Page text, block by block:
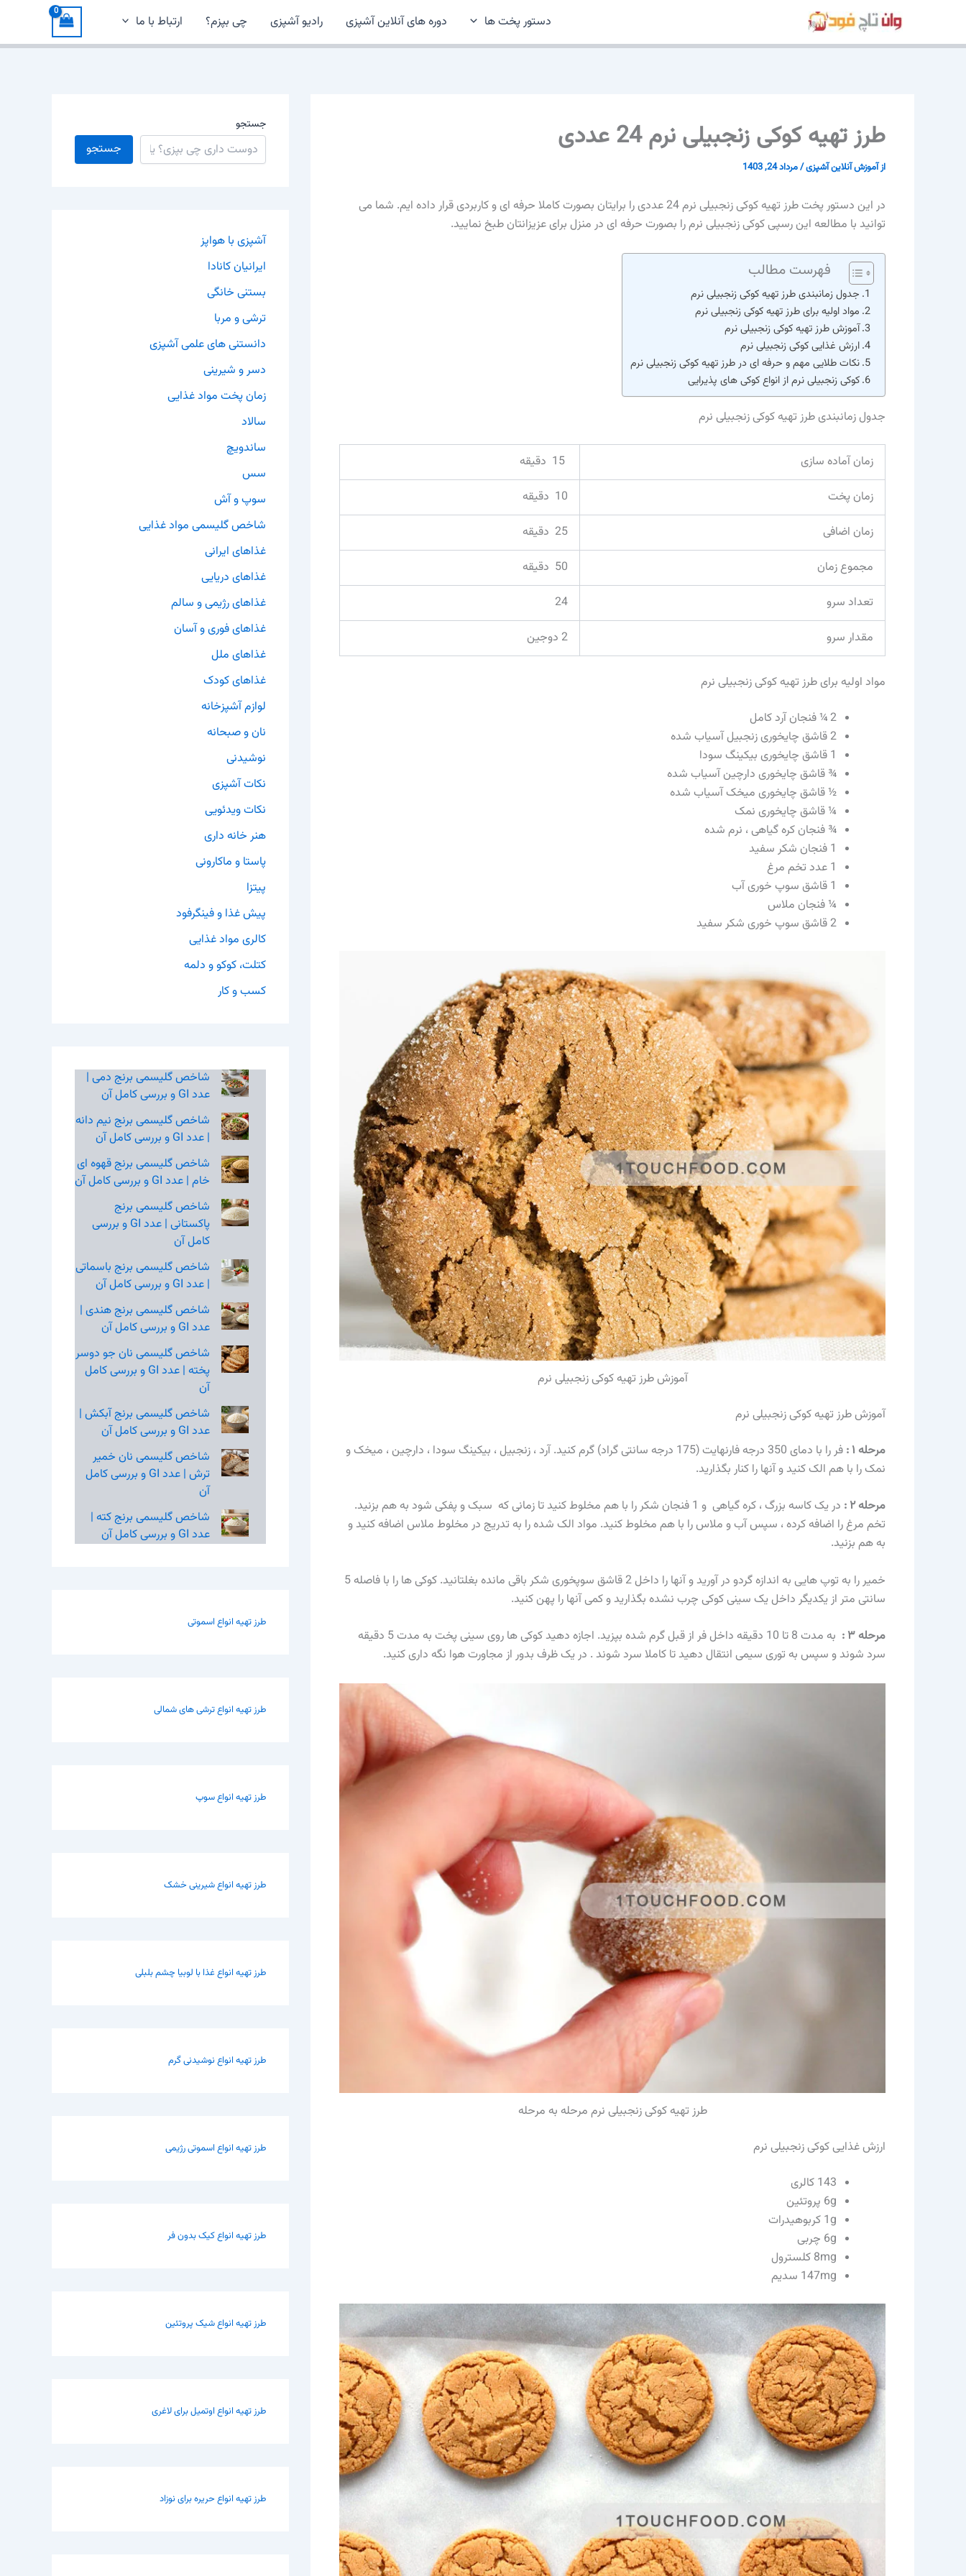
محتوا
دستور پخت ها دوره های آنلاین آشپزی رادیو آشپزی چی بپزم؟ ارتباط با ما
طرز تهیه کوکی زنجبیلی نرم 24 عددی
ازآموزش آنلاین آشپزی/مرداد 24, 1403
در این دستور پخت طرز تهیه کوکی زنجبیلی نرم 24 عددی را برایتان بصورت کاملا حرفه ای و کاربردی قرار داده ایم. شما می
توانید با مطالعه این رسپی کوکی زنجبیلی نرم را بصورت حرفه ای در منزل برای عزیزانتان طبخ نمایید.
فهرست مطالب
جدول زمانبندی طرز تهیه کوکی زنجبیلی نرم
مواد اولیه برای طرز تهیه کوکی زنجبیلی نرم
آموزش طرز تهیه کوکی زنجبیلی نرم
ارزش غذایی کوکی زنجبیلی نرم
نکات طلایی مهم و حرفه ای در طرز تهیه کوکی زنجبیلی نرم
کوکی زنجبیلی نرم از انواع کوکی های پذیرایی
جدول زمانبندی طرز تهیه کوکی زنجبیلی نرم
زمان آماده سازی
زمان پخت
10 دقیقه
زمان اضافی
25 دقیقه
مجموع زمان
50 دقیقه
تعداد سرو
24
مقدار سرو
2 دوجین
مواد اولیه برای طرز تهیه کوکی زنجبیلی نرم
2 ¼ فنجان آرد کامل
2 قاشق چایخوری زنجبیل آسیاب شده
1 قاشق چایخوری بیکینگ سودا
¾ قاشق چایخوری دارچین آسیاب شده
½ قاشق چایخوری میخک آسیاب شده
¼ قاشق چایخوری نمک
¾ فنجان کره گیاهی ، نرم شده
1 فنجان شکر سفید
1 عدد تخم مرغ
1 قاشق سوپ خوری آب
¼ فنجان ملاس
2 قاشق سوپ خوری شکر سفید
آموزش طرز تهیه کوکی زنجبیلی نرم
آموزش طرز تهیه کوکی زنجبیلی نرم
مرحله ۱ :
فر را با دمای 350 درجه فارنهایت (175 درجه سانتی گراد) گرم کنید. آرد ، زنجبیل ، بیکینگ سودا ، دارچین ، میخک و
نمک را با هم الک کنید و آنها را کنار بگذارید.
مرحله ۲ :
در یک کاسه بزرگ ، کره گیاهی و 1 فنجان شکر را با هم مخلوط کنید تا زمانی که سبک و پفکی شود به هم بزنید.
تخم مرغ را اضافه کرده ، سپس آب و ملاس را با هم مخلوط کنید. مواد الک شده را به تدریج در مخلوط ملاس اضافه کنید و
به هم بزنید.
خمیر را به توپ هایی به اندازه گردو در آورید و آنها را داخل 2 قاشق سوپخوری شکر باقی مانده بغلتانید. کوکی ها را با فاصله 5
سانتی متر از یکدیگر داخل یک سینی کوکی چرب نشده بگذارید و کمی آنها را پهن کنید.
مرحله ۳ :
به مدت 8 تا 10 دقیقه داخل فر از قبل گرم شده بپزید. اجازه دهید کوکی ها روی سینی پخت به مدت 5 دقیقه
سرد شوند و سپس به توری سیمی انتقال دهید تا کاملا سرد شوند . در یک ظرف بدور از مجاورت هوا نگه داری کنید.
طرز تهیه کوکی زنجبیلی نرم مرحله به مرحله
ارزش غذایی کوکی زنجبیلی نرم
143 کالری
6g پروتئین
1g کربوهیدرات
6g چربی
8mg کلسترول
147mg سدیم
جستجو
جستجو
آشپزی با هواپز
ایرانیان کانادا
بستنی خانگی
ترشی و مربا
دانستنی های علمی آشپزی
دسر و شیرینی
زمان پخت مواد غذایی
سالاد
ساندویچ
سس
سوپ و آش
شاخص گلیسمی مواد غذایی
غذاهای ایرانی
غذاهای دریایی
غذاهای رژیمی و سالم
غذاهای فوری و آسان
غذاهای ملل
غذاهای کودک
لوازم آشپزخانه
نان و صبحانه
نوشیدنی
نکات آشپزی
نکات ویدئویی
هنر خانه داری
پاستا و ماکارونی
پیتزا
پیش غذا و فینگرفود
کالری مواد غذایی
کتلت، کوکو و دلمه
کسب و کار
شاخص گلیسمی برنج دمی |
عدد GI و بررسی کامل آن
شاخص گلیسمی برنج نیم‌ دانه
| عدد GI و بررسی کامل آن
شاخص گلیسمی برنج قهوه‌ ای
خام | عدد GI و بررسی کامل آن
شاخص گلیسمی برنج
پاکستانی | عدد GI و بررسی
کامل آن
شاخص گلیسمی برنج باسماتی
| عدد GI و بررسی کامل آن
شاخص گلیسمی برنج هندی |
عدد GI و بررسی کامل آن
شاخص گلیسمی نان جو دوسر
پخته | عدد GI و بررسی کامل
آن
شاخص گلیسمی برنج آبکش |
عدد GI و بررسی کامل آن
شاخص گلیسمی نان خمیر
ترش | عدد GI و بررسی کامل
آن
شاخص گلیسمی برنج کته |
عدد GI و بررسی کامل آن
طرز تهیه انواع اسموتی
طرز تهیه انواع ترشی های شمالی
طرز تهیه انواع سوپ
طرز تهیه انواع شیرینی خشک
طرز تهیه انواع غذا با لوبیا چشم بلبلی
طرز تهیه انواع نوشیدنی گرم
طرز تهیه انواع اسموتی رژیمی
طرز تهیه انواع کیک بدون فر
طرز تهیه انواع شیک پروتئین
طرز تهیه انواع اوتمیل برای لاغری
طرز تهیه انواع حریره برای نوزاد